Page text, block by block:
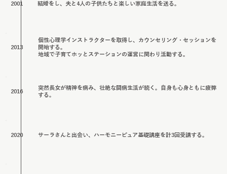
結婚をし、夫と4人の子供たちと楽しい家庭生活を送る。
突然長女が精神を病み、壮絶な闘病生活が続く。自身も心身ともに疲弊
する。
サーラさんと出会い、ハーモニーピュア基礎講座を計3回受講する。
個性心理学インストラクターを取得し、カウンセリング・セッションを
開始する。
地域で子育てホッとステーションの運営に関わり活動する。
2001
2013
2016
2020